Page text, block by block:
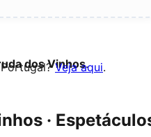
dos Vinhos.
Veja aqui.
·